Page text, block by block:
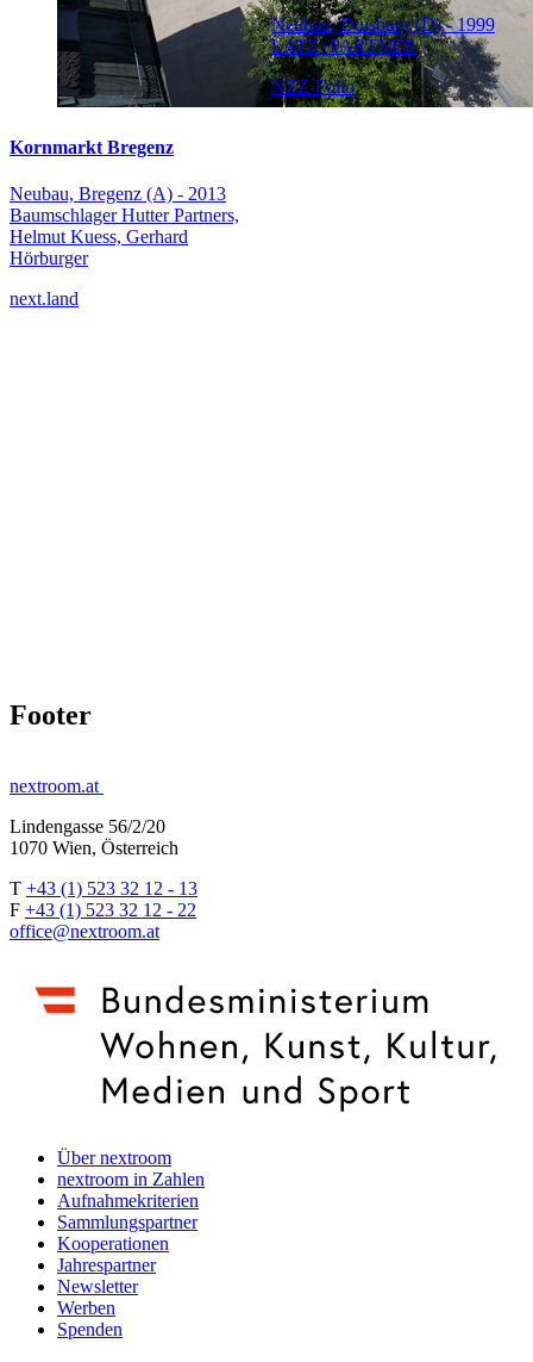
Kornmarkt Bregenz
Neubau, Bregenz (A) - 2013
Baumschlager Hutter Partners,
Helmut Kuess, Gerhard
Hörburger
next.land
Neubau, Duisburg (D) - 1999
LATZ+PARTNER
NZZ-Folio
Footer
nextroom.at
Lindengasse 56/2/20
1070 Wien, Österreich
T +43 (1) 523 32 12 - 13
F +43 (1) 523 32 12 - 22
office@nextroom.at
Über nextroom
nextroom in Zahlen
Aufnahmekriterien
Sammlungspartner
Kooperationen
Jahrespartner
Newsletter
Werben
Spenden